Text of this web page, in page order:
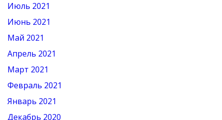
Июль 2021
Июнь 2021
Май 2021
Апрель 2021
Март 2021
Февраль 2021
Январь 2021
Декабрь 2020